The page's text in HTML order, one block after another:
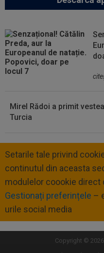
Mirel Rădoi a primit
Turcia
Setarile tale privind
continutul din aceasta
modulelor coookie direct
Gestionați preferințele –
urile social media
Copyright © 2026